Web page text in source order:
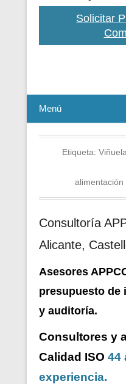
Solicitar
Menú
Etiqueta:
alimentación
Consultoría
Alicante,
Asesores
presupuesto de i
y auditoría.
Consultores y
Calidad ISO 44
experiencia.